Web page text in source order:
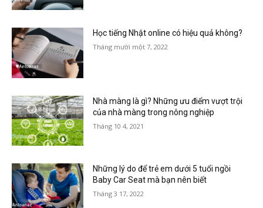
Học tiếng Nhật online có hiệu quả không?
Tháng mười một 7, 2022
Nhà màng là gì? Những ưu điểm vượt trội
của nhà màng trong nông nghiệp
Tháng 10 4, 2021
Những lý do để trẻ em dưới 5 tuổi ngồi
Baby Car Seat mà bạn nên biết
Tháng 3 17, 2022